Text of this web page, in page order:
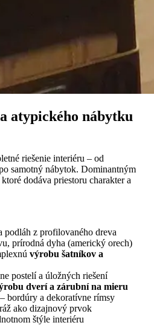
atypického nábytku
riešenie interiéru – od
samotný nábytok. Dominantným
dodáva priestoru charakter a
podláh z profilovaného dreva
prírodná dyha (americký orech)
výrobu šatníkov a
postelí a úložných riešení
dverí a zárubní na mieru
bordúry a dekoratívne rímsy
ako dizajnový prvok
štýle interiéru